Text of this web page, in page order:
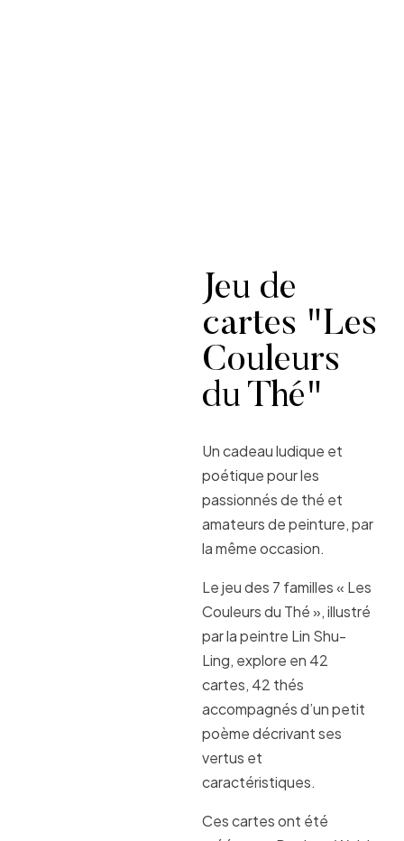
Jeu de
cartes "Les
Couleurs
du Thé"
Un cadeau ludique et
poétique pour les
passionnés de thé et
amateurs de peinture, par
la même occasion.
Le jeu des 7 familles « Les
Couleurs du Thé », illustré
par la peintre Lin Shu-
Ling, explore en 42
cartes, 42 thés
accompagnés d’un petit
poème décrivant ses
vertus et
caractéristiques.
Ces cartes ont été